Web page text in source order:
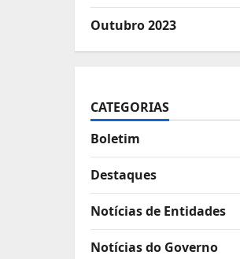
Outubro 2023
CATEGORIAS
Boletim
Destaques
Notícias de Entidades
Notícias do Governo